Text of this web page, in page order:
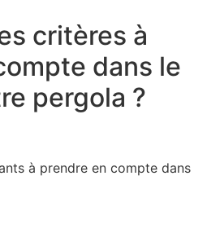
critères à
dans le
pergola ?
à prendre en compte dans